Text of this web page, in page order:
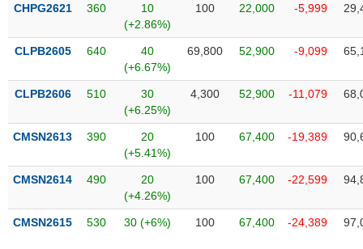
CHPG2621 360
10
(+2.86%)
100 22,000 -5,999
CLPB2605 640
40
(+6.67%)
69,800 52,900 -9,099
CLPB2606 510
30
(+6.25%)
4,300 52,900 -11,079
CMSN2613 390
20
(+5.41%)
100 67,400 -19,389
CMSN2614 490
20
(+4.26%)
100 67,400 -22,599
CMSN2615 530 30 (+6%) 100 67,400 -24,389
TRUYỀN
ÍCH
BẤT
ĐỘNG